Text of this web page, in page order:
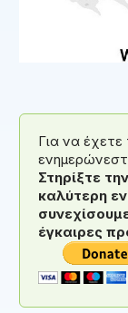
Για να έχετε
Στηρίξτε
καλύτερη
έγκαιρες